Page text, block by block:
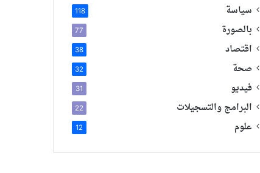
سياسة 118
بالصورة 77
اقتصاد 38
صحة 32
فيديو 31
البرامج والتسجيلات 22
علوم 12